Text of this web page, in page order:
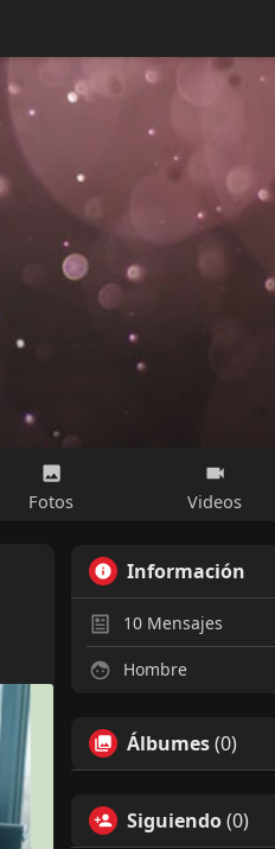
Fotos Videos
Información
10 Mensajes
Hombre
Álbumes(0)
Siguiendo(0)